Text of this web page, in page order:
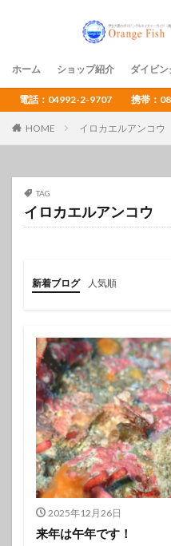
ホーム ショップ紹介 ダイビ
電話：04992-2-9707 携帯：080-
HOME イロカエルアンコウ
TAG
イロカエルアンコウ
新着ブログ 人気順
2025年12月26日
来年は午年です！